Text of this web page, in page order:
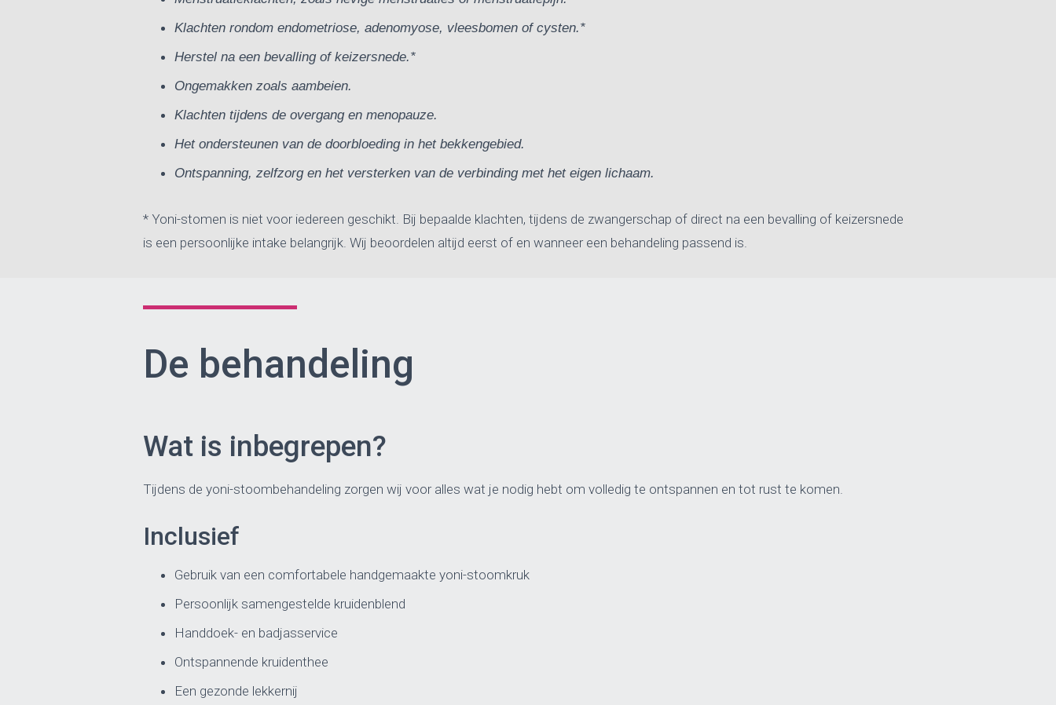
Klachten rondom endometriose, adenomyose, vleesbomen of cysten.*
Herstel na een bevalling of keizersnede.*
Ongemakken zoals aambeien.
Klachten tijdens de overgang en menopauze.
Het ondersteunen van de doorbloeding in het bekkengebied.
Ontspanning, zelfzorg en het versterken van de verbinding met het eigen lichaam.
* Yoni-stomen is niet voor iedereen geschikt. Bij bepaalde klachten, tijdens de zwangerschap of direct na een bevalling of keizersnede
is een persoonlijke intake belangrijk. Wij beoordelen altijd eerst of en wanneer een behandeling passend is.
De behandeling
Wat is inbegrepen?
Tijdens de yoni-stoombehandeling zorgen wij voor alles wat je nodig hebt om volledig te ontspannen en tot rust te komen.
Inclusief
Gebruik van een comfortabele handgemaakte yoni-stoomkruk
Persoonlijk samengestelde kruidenblend
Handdoek- en badjasservice
Ontspannende kruidenthee
Een gezonde lekkernij